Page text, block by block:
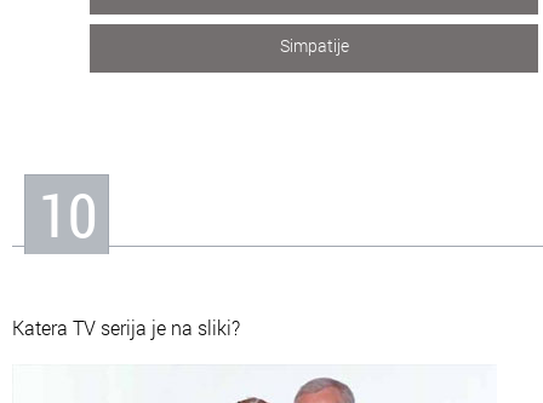
Simpatije
10
Katera TV serija je na sliki?